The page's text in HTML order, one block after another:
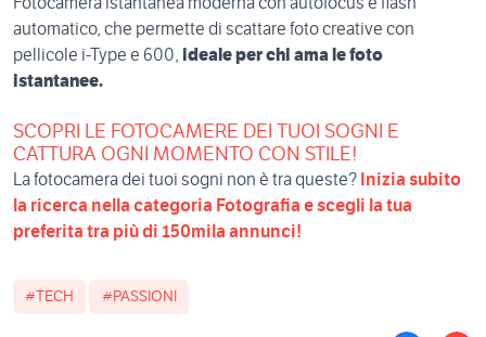
automatico, che permette di scattare foto creative con
pellicole i-Type e 600, ideale per chi ama le foto
istantanee.
SCOPRI LE FOTOCAMERE DEI TUOI SOGNI E
CATTURA OGNI MOMENTO CON STILE!
La fotocamera dei tuoi sogni non è tra queste? Inizia subito
la ricerca nella categoria Fotografia e scegli la tua
preferita tra più di 150mila annunci!
#TECH #PASSIONI